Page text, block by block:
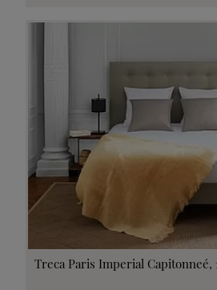
Treca Paris Imperial Capitonneé,